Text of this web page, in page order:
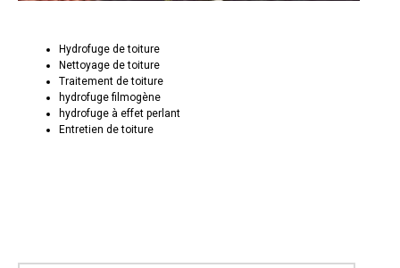
Hydrofuge de toiture
Nettoyage de toiture
Traitement de toiture
hydrofuge filmogène
hydrofuge à effet perlant
Entretien de toiture